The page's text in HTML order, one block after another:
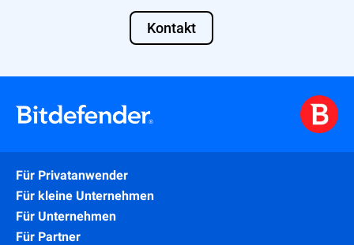
Kontakt
Für Privatanwender
Für kleine Unternehmen
Für Unternehmen
Für Partner